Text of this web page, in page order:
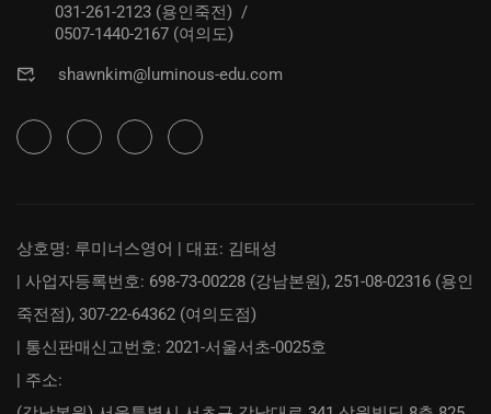
031-261-2123 (용인죽전) /
0507-1440-2167 (여의도)
shawnkim@luminous-edu.com
상호명: 루미너스영어 | 대표: 김태성
| 사업자등록번호: 698-73-00228 (강남본원), 251-08-02316 (용인
죽전점), 307-22-64362 (여의도점)
| 통신판매신고번호: 2021-서울서초-0025호
| 주소: